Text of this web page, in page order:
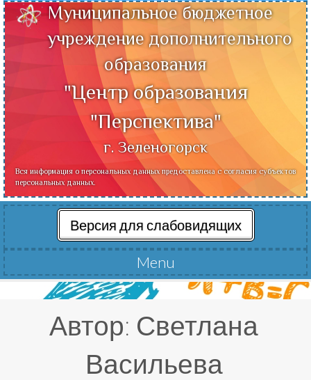
Муниципальное бюджетное
учреждение дополнительного
образования
"Центр образования
"Перспектива"
г. Зеленогорск
Вся информация о персональных данных предоставлена с согласия субъектов
персональных данных.
Версия для слабовидящих
Menu
Читать далее
Автор: Светлана
Васильева